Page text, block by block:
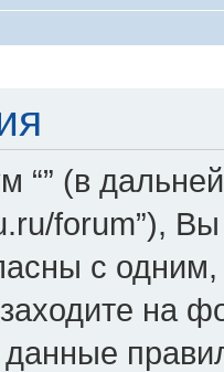
“” (в
forum”),
с
на
данные